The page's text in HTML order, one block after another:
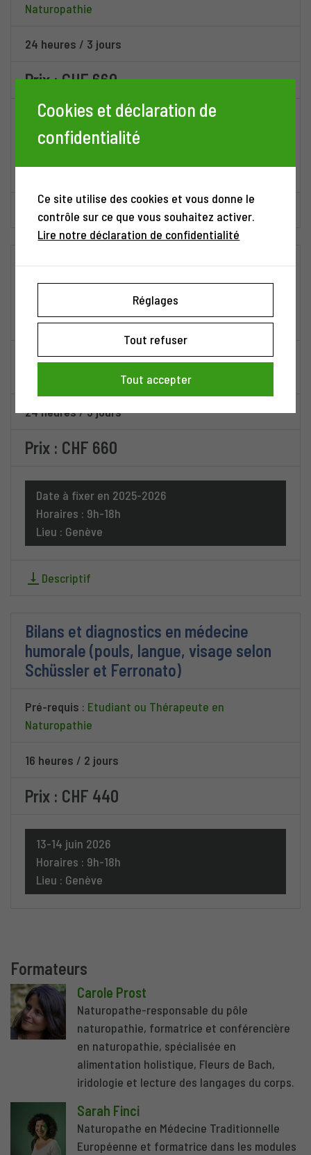
Naturopathie
24 heures / 3 jours
Prix : CHF 660
10 au 12 novembre 2025
Horaires : 9h-18h
Lieu : Genève
Descriptif
Diagnostics et solutions en thérapies
biophysiques (ventouses, sangsues,
baunscheit) endocrinologiques &
Baunscheidt-Fleur de Prunier
Pré-requis:Etudiant ou Thérapeute en
24 heures/3 jours
Prix : CHF 660
Date à fixer en 2025-2026
Horaires : 9h-18h
Lieu : Genève
Descriptif
Bilans et diagnostics en médecine
humorale (pouls, langue, visage selon
Schüssler et Ferronato)
Pré-requis : Etudiant ou Thérapeute en
Naturopathie
16 heures / 2 jours
Prix : CHF 440
13-14 juin 2026
Horaires : 9h-18h
Lieu : Genève
Formateurs
Carole Prost
Naturopathe-responsable du pôle
naturopathie, formatrice et conférencière
en naturopathie, spécialisée en
alimentation holistique, Fleurs de Bach,
iridologie et lecture des langages du corps.
Sarah Finci
Naturopathe en Médecine Traditionnelle
Européenne et formatrice dans les modules
Cookies et déclaration de
confidentialité
Ce site utilise des cookies et vous donne le
contrôle sur ce que vous souhaitez activer.
Lire notre déclaration de confidentialité
Réglages
Tout refuser
Tout accepter